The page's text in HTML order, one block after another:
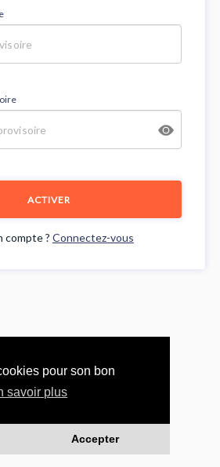
pour son bon
savoir plus
Accepter
ACTIVER
compte ? Connectez-vous